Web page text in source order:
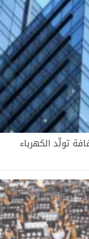
تولّد الكهرباء